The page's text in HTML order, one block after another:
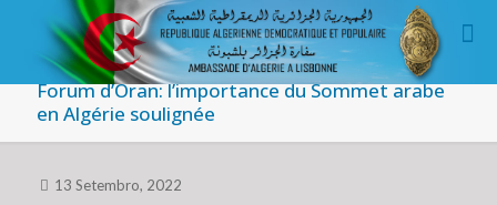
Forum d’Oran: l’importance du Sommet arabe
en Algérie soulignée
13 Setembro, 2022